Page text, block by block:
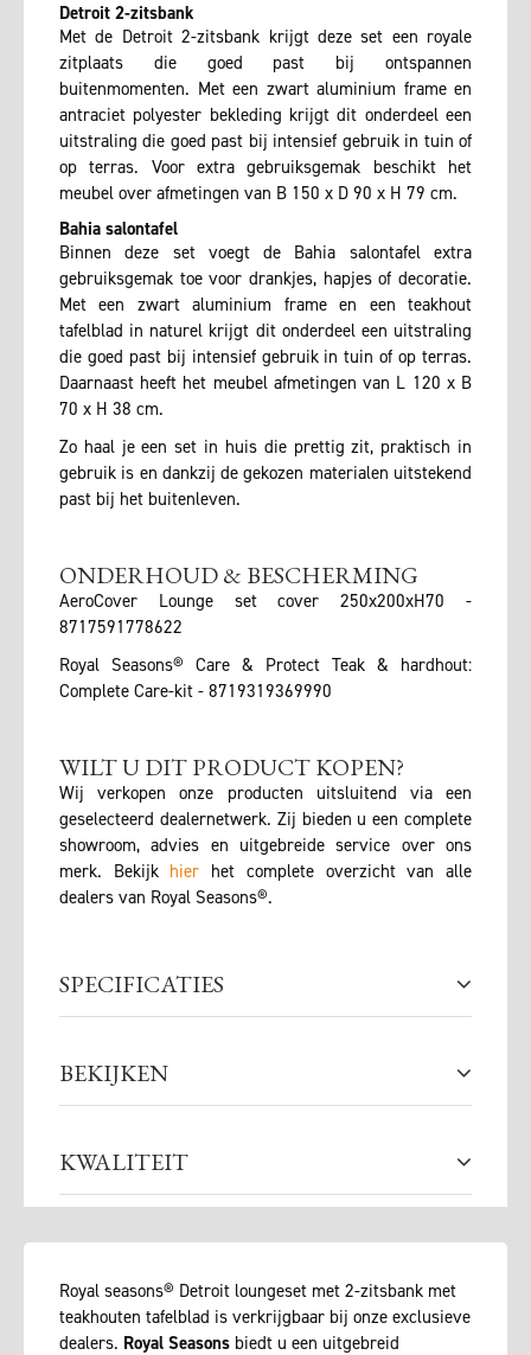
Detroit 2-zitsbank
Met de Detroit 2-zitsbank krijgt deze set een royale
zitplaats die goed past bij ontspannen
buitenmomenten. Met een zwart aluminium frame en
antraciet polyester bekleding krijgt dit onderdeel een
uitstraling die goed past bij intensief gebruik in tuin of
op terras. Voor extra gebruiksgemak beschikt het
meubel over afmetingen van B 150 x D 90 x H 79 cm.
Bahia salontafel
Binnen deze set voegt de Bahia salontafel extra
gebruiksgemak toe voor drankjes, hapjes of decoratie.
Met een zwart aluminium frame en een teakhout
tafelblad in naturel krijgt dit onderdeel een uitstraling
die goed past bij intensief gebruik in tuin of op terras.
Daarnaast heeft het meubel afmetingen van L 120 x B
70 x H 38 cm.
Zo haal je een set in huis die prettig zit, praktisch in
gebruik is en dankzij de gekozen materialen uitstekend
past bij het buitenleven.
ONDERHOUD & BESCHERMING
AeroCover Lounge set cover 250x200xH70 -
8717591778622
Royal Seasons® Care & Protect Teak & hardhout:
Complete Care-kit - 8719319369990
WILT U DIT PRODUCT KOPEN?
Wij verkopen onze producten uitsluitend via een
geselecteerd dealernetwerk. Zij bieden u een complete
showroom, advies en uitgebreide service over ons
merk. Bekijk hier het complete overzicht van alle
dealers van Royal Seasons®.
SPECIFICATIES
BEKIJKEN
KWALITEIT
Royal seasons® Detroit loungeset met 2-zitsbank met
teakhouten tafelblad is verkrijgbaar bij onze exclusieve
dealers. Royal Seasons biedt u een uitgebreid